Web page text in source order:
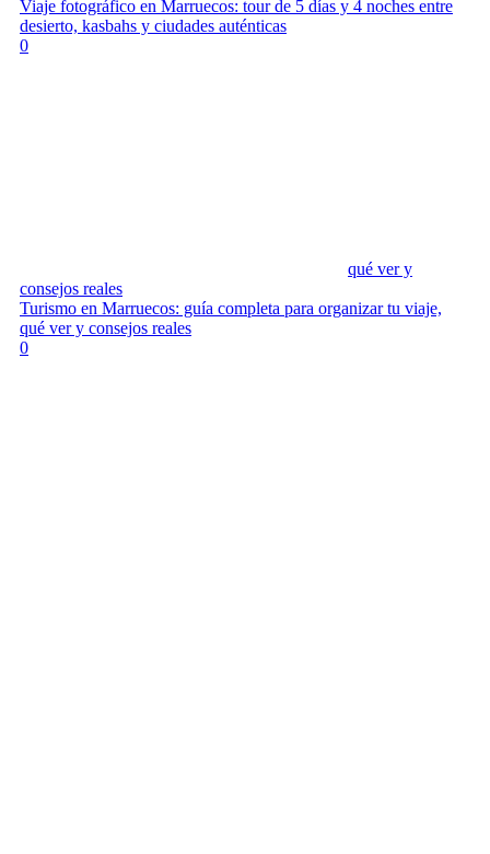
Viaje fotográfico en Marruecos: tour de 5 días y 4 noches entre
desierto, kasbahs y ciudades auténticas
0
qué ver y
consejos reales
Turismo en Marruecos: guía completa para organizar tu viaje,
qué ver y consejos reales
0